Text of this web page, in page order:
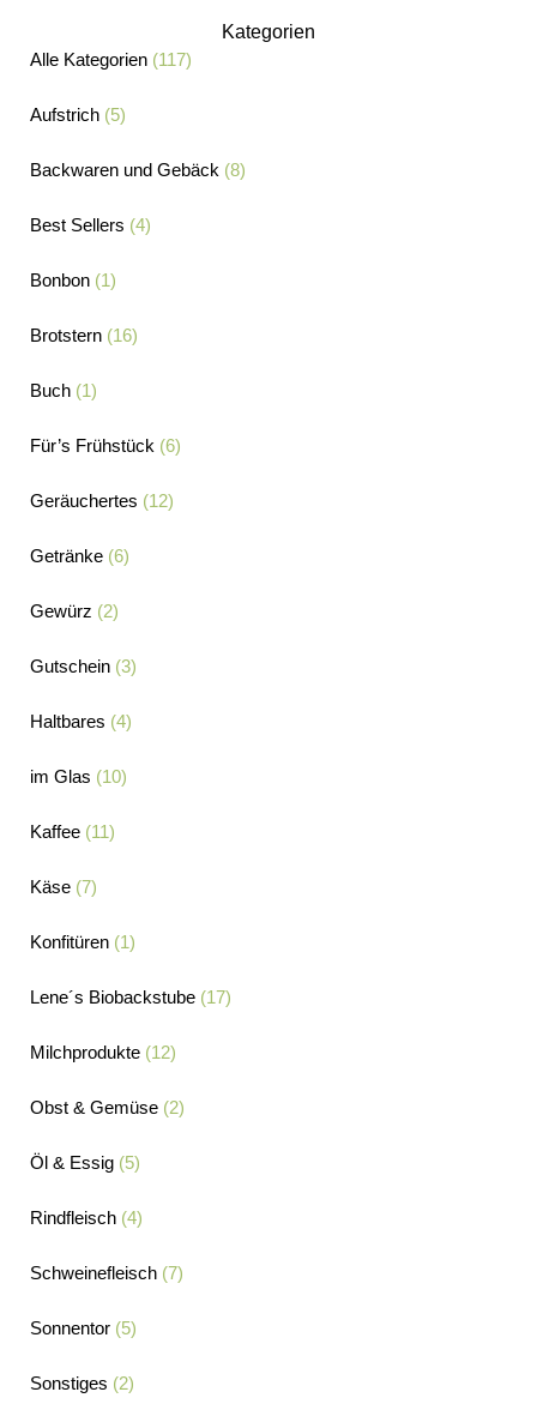
Kategorien
Alle Kategorien (117)
Aufstrich (5)
Backwaren und Gebäck (8)
Best Sellers (4)
Bonbon (1)
Brotstern (16)
Buch (1)
Für’s Frühstück (6)
Geräuchertes (12)
Getränke (6)
Gewürz (2)
Gutschein (3)
Haltbares (4)
im Glas (10)
Kaffee (11)
Käse (7)
Konfitüren (1)
Lene´s Biobackstube (17)
Milchprodukte (12)
Obst & Gemüse (2)
Öl & Essig (5)
Rindfleisch (4)
Schweinefleisch (7)
Sonnentor (5)
Sonstiges (2)